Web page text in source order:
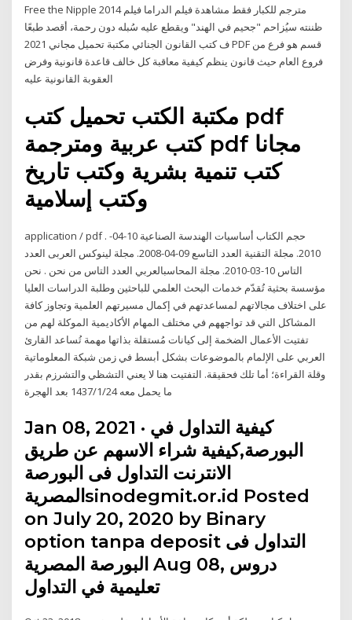
Free the Nipple 2014 مترجم للكبار فقط مشاهدة فيلم الدراما فيلم
ظننته سيُزاحم "جحيم في الهند" ويقطع عليه سُبله دون رحمة، أقصد طبعًا
ف كتب القانون الجنائي مكتبة تحميل مجاني 2021 PDF قسم هو فرع من
فروع العام حيث قانون ينظم كيفية معاقبة كل خالف قاعدة قانونية وفرض
مكتبة الكتب تحميل كتب pdf
كتب عربية ومترجمة pdf مجانا
كتب تنمية بشرية وكتب تاريخ
وكتب إسلامية
application / pdf . حجم الكتاب أساسيات الهندسة الصناعية 10-04-
2010. مجلة التقنية العدد التاسع 09-04-2008. مجلة لينوكس العربى العدد
التاس 10-03-2010. مجلة المحاسبالعربي العدد التاس من نحن . نحن
مؤسسة بحثية تُقدّم خدمات البحث العلمي للباحثين وطلبة الدراسات العليا
على اختلاف مجالاتهم لمساعدتهم في إكمال مسيرتهم العلمية وتجاوز كافة
المشاكل التي قد تواجههم في مختلف المهام الأكاديمية الموكلة لهم من
تفتيت الأعمال الضخمة إلى كيانات مُستقلة بذاتها مهمة تُساعد القارئ
العربي على الإلمام بالموضوعات بشكل أبسط في زمن شبكة المعلوماتية
وقلة القراءة؛ أما تلك فحقيقة. التفتيت هنا لا يعني التشظي والتشرزم بقدر
ما يحمل معه 24‏‏/1‏‏/1437 بعد الهجرة
Jan 08, 2021 · كيفية التداول في
البورصة,كيفية شراء الاسهم عن طريق
الانترنت التداول فى البورصة
المصريةsinodegmit.or.id Posted
on July 20, 2020 by Binary
option tanpa deposit التداول فى
البورصة المصرية Aug 08, دروس
تعليمية في التداول